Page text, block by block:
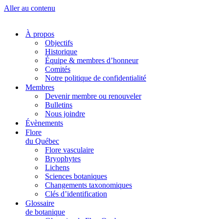
Aller au contenu
À propos
Objectifs
Historique
Équipe & membres d’honneur
Comités
Notre politique de confidentialité
Membres
Devenir membre ou renouveler
Bulletins
Nous joindre
Évènements
Flore
du Québec
Flore vasculaire
Bryophytes
Lichens
Sciences botaniques
Changements taxonomiques
Clés d’identification
Glossaire
de botanique